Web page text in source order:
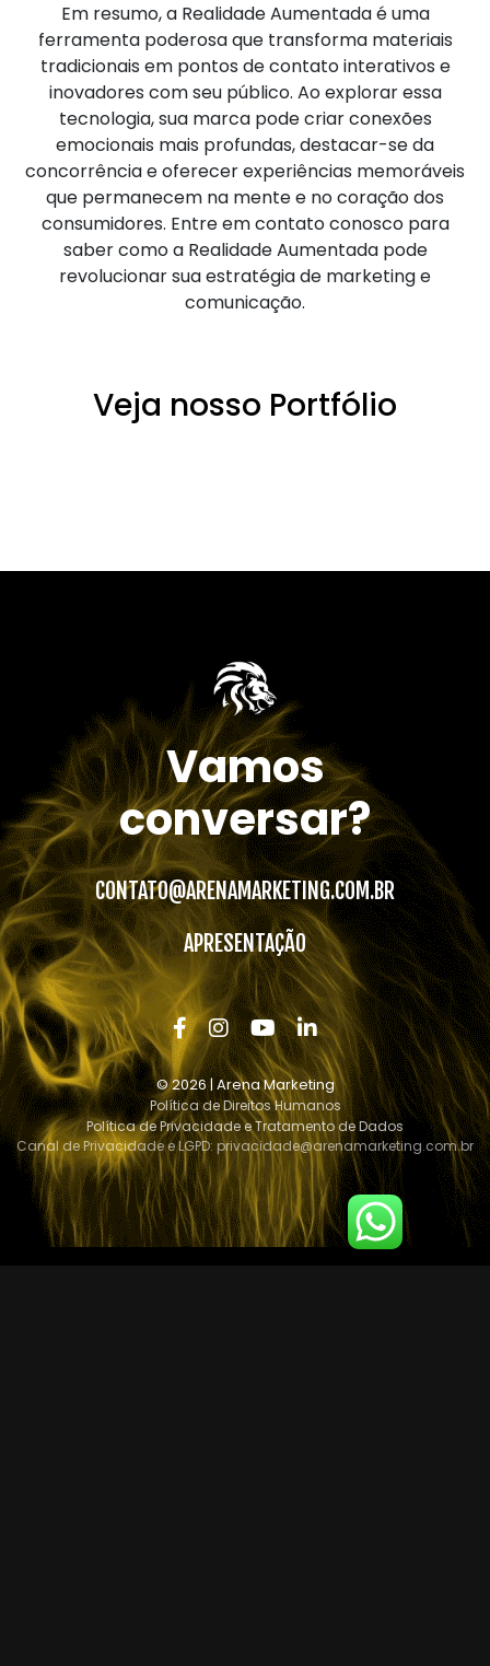
Em resumo, a Realidade Aumentada é uma
ferramenta poderosa que transforma materiais
tradicionais em pontos de contato interativos e
inovadores com seu público. Ao explorar essa
tecnologia, sua marca pode criar conexões
emocionais mais profundas, destacar-se da
concorrência e oferecer experiências memoráveis
que permanecem na mente e no coração dos
consumidores. Entre em contato conosco para
saber como a Realidade Aumentada pode
revolucionar sua estratégia de marketing e
comunicação.
Veja nosso Portfólio
Vamos
conversar?
CONTATO@ARENAMARKETING.COM.BR
APRESENTAÇÃO
© 2026 | Arena Marketing
Política de Direitos Humanos
Política de Privacidade e Tratamento de Dados
Canal de Privacidade e LGPD:privacidade@arenamarketing.com.br